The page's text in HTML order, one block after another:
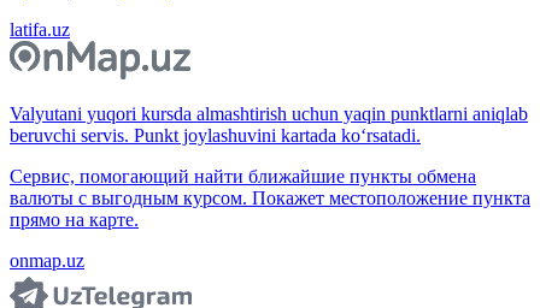
latifa.uz
Valyutani yuqori kursda almashtirish uchun yaqin punktlarni aniqlab
beruvchi servis. Punkt joylashuvini kartada ko‘rsatadi.
Сервис, помогающий найти ближайшие пункты обмена
валюты с выгодным курсом. Покажет местоположение пункта
прямо на карте.
onmap.uz